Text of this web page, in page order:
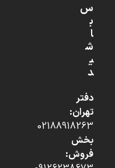
س
ب
ا
ش
ی
د
دفتر
تهران:
02188918263
بخش
فروش: